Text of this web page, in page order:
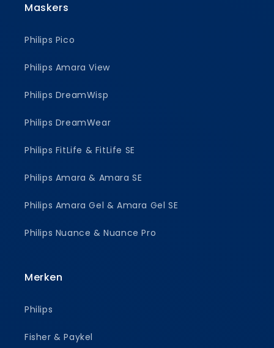
Maskers
Philips Pico
Philips Amara View
Philips DreamWisp
Philips DreamWear
Philips FitLife & FitLife SE
Philips Amara & Amara SE
Philips Amara Gel & Amara Gel SE
Philips Nuance & Nuance Pro
Merken
Philips
Fisher & Paykel